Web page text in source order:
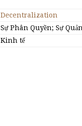
Decentralization
Sự Phân Quyền; Sự
Kinh tế